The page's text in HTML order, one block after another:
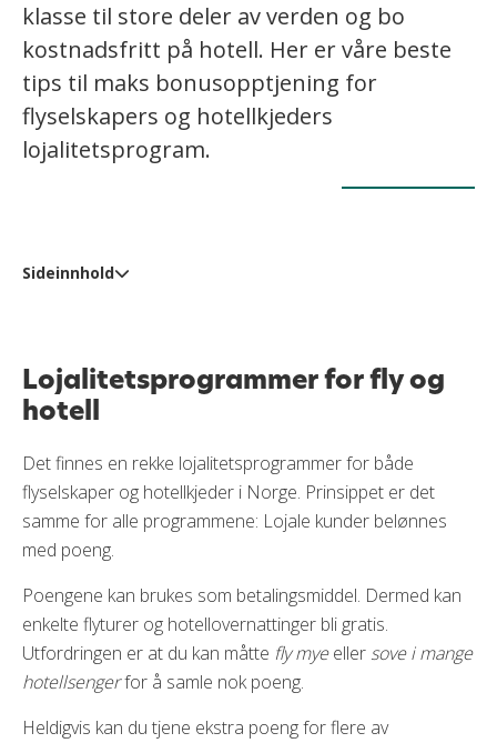
klasse til store deler av verden og bo
kostnadsfritt på hotell. Her er våre beste
tips til maks bonusopptjening for
flyselskapers og hotellkjeders
lojalitetsprogram.
Sideinnhold
Sjekk tilbudene fra Norwegians partnere
SAS Eurobonus
Mer bonus med Trumf Kredittkort
Trumf Netthandel for alle andre kjøp
Strawberry-hotellene
Lett å bli hektet
Lojalitetsprogrammer for fly og
hotell
Det finnes en rekke lojalitetsprogrammer for både
flyselskaper og hotellkjeder i Norge. Prinsippet er det
samme for alle programmene: Lojale kunder belønnes
med poeng.
Poengene kan brukes som betalingsmiddel. Dermed kan
enkelte flyturer og hotellovernattinger bli gratis.
Utfordringen er at du kan måtte fly myeeller sove i mange
hotellsengerfor å samle nok poeng.
Heldigvis kan du tjene ekstra poeng for flere av